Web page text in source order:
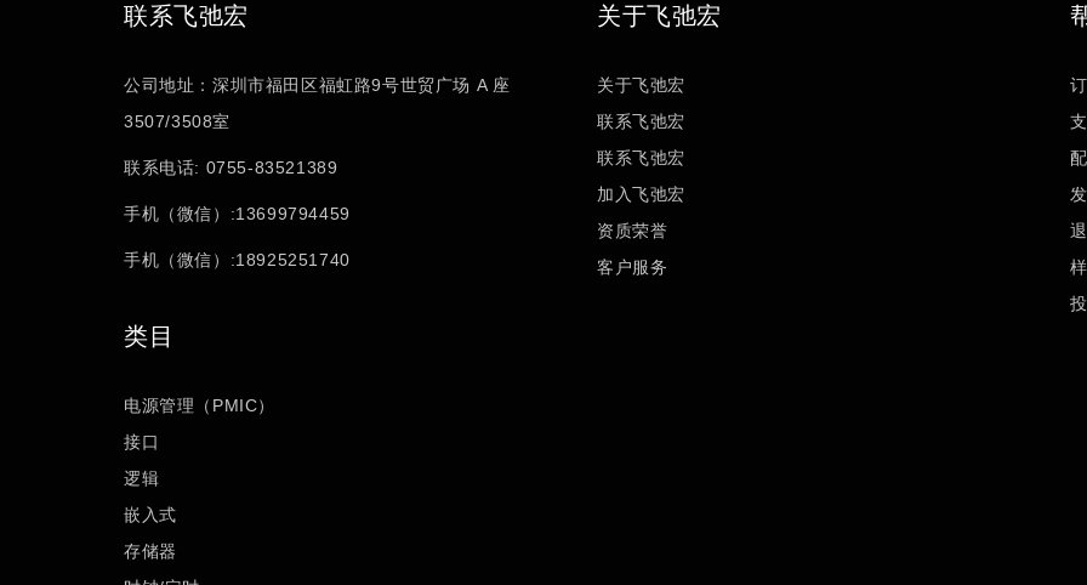
联系飞弛宏
公司地址：深圳市福田区福虹路9号世贸广场 A 座
3507/3508室
联系电话: 0755-83521389
手机（微信）:13699794459
手机（微信）:18925251740
关于飞弛宏
关于飞弛宏
联系飞弛宏
联系飞弛宏
加入飞弛宏
资质荣誉
客户服务
类目
电源管理（PMIC）
接口
逻辑
嵌入式
存储器